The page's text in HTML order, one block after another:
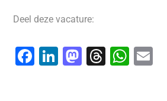
Deel deze vacature:
F
Li M T
W